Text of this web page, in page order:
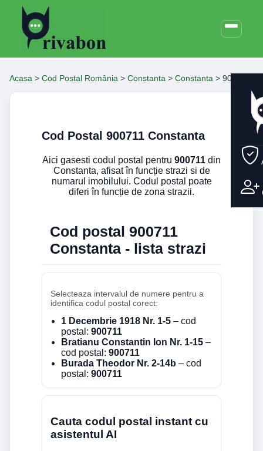
Acasa > Cod Postal România > Constanta > Constanta > 900711
Cod Postal 900711 Constanta
Aici gasesti codul postal pentru 900711 din
Constanta, afisat în funcție strazi si de
numarul imobilului. Codul postal poate
diferi în funcție de zona strazii.
Cod postal 900711
Constanta - lista strazi
Selecteaza intervalul de numere pentru a
identifica codul postal corect:
1 Decembrie 1918 Nr. 1-5 – cod
postal: 900711
Bratianu Constantin Ion Nr. 1-15 –
cod postal: 900711
Burada Theodor Nr. 2-14b – cod
postal: 900711
Cauta codul postal instant cu
asistentul AI